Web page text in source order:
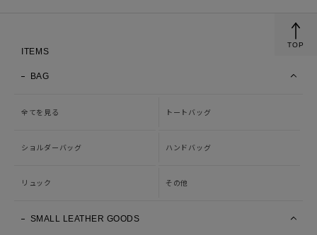
ITEMS
BAG
全てを見る トートバッグ
ショルダーバッグ ハンドバッグ
リュック その他
SMALL LEATHER GOODS
TOP